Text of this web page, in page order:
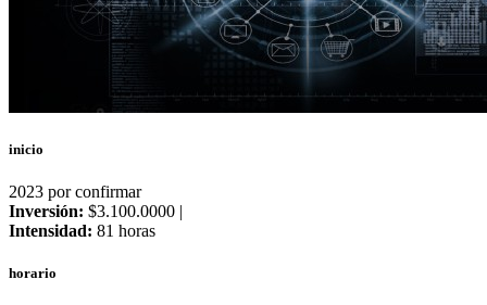
inicio
2023 por confirmar
Inversión: $3.100.0000 |
Intensidad: 81 horas
horario